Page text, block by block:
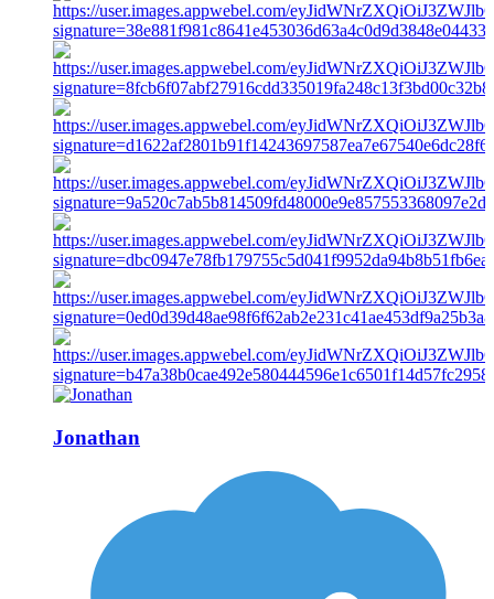
Jonathan